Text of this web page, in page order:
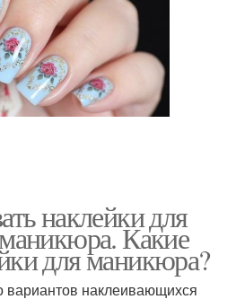
наклейки для
Какие
для маникюра?
наклеивающихся